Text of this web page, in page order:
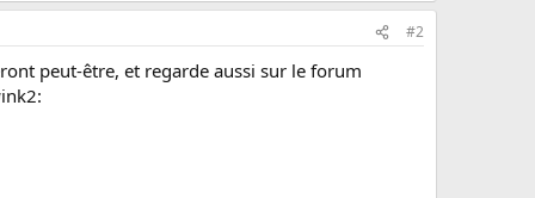
#2
peut-être, et regarde aussi sur le forum